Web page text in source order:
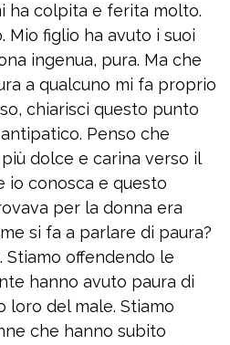
ha colpita e ferita molto.
Mio figlio ha avuto i suoi
ingenua, pura. Ma che
a qualcuno mi fa proprio
chiarisci questo punto
Penso che
dolce e carina verso il
io conosca e questo
per la donna era
si fa a parlare di paura?
Stiamo offendendo le
hanno avuto paura di
loro del male. Stiamo
che hanno subito